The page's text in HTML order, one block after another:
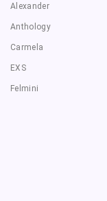
Alexander
Anthology
Carmela
EXS
Felmini